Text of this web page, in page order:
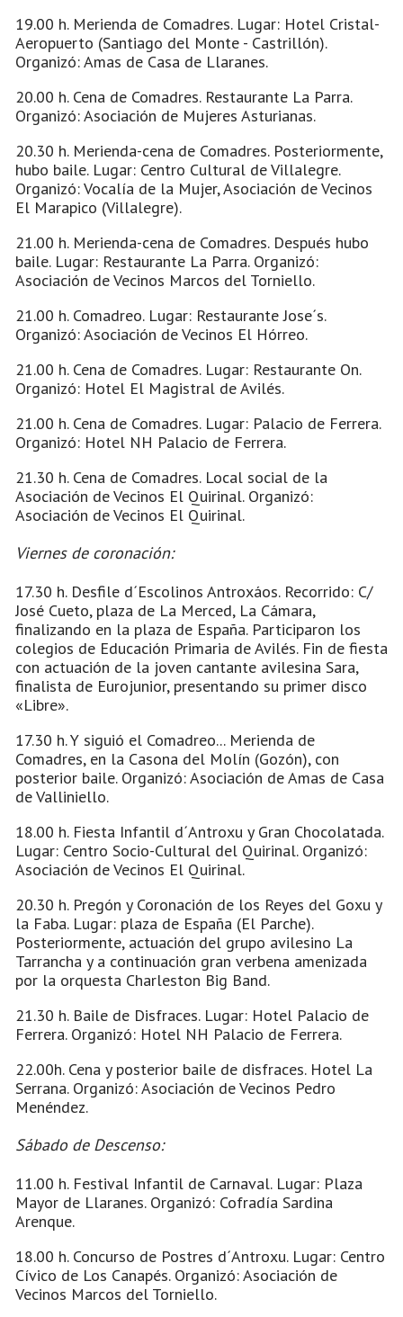
19.00 h. Merienda de Comadres. Lugar: Hotel Cristal-
Aeropuerto (Santiago del Monte - Castrillón).
Organizó: Amas de Casa de Llaranes.
20.00 h. Cena de Comadres. Restaurante La Parra.
Organizó: Asociación de Mujeres Asturianas.
20.30 h. Merienda-cena de Comadres. Posteriormente,
hubo baile. Lugar: Centro Cultural de Villalegre.
Organizó: Vocalía de la Mujer, Asociación de Vecinos
El Marapico (Villalegre).
21.00 h. Merienda-cena de Comadres. Después hubo
baile. Lugar: Restaurante La Parra. Organizó:
Asociación de Vecinos Marcos del Torniello.
21.00 h. Comadreo. Lugar: Restaurante Jose´s.
Organizó: Asociación de Vecinos El Hórreo.
21.00 h. Cena de Comadres. Lugar: Restaurante On.
Organizó: Hotel El Magistral de Avilés.
21.00 h. Cena de Comadres. Lugar: Palacio de Ferrera.
Organizó: Hotel NH Palacio de Ferrera.
21.30 h. Cena de Comadres. Local social de la
Asociación de Vecinos El Quirinal. Organizó:
Asociación de Vecinos El Quirinal.
Viernes de coronación:
17.30 h. Desfile d´Escolinos Antroxáos. Recorrido: C/
José Cueto, plaza de La Merced, La Cámara,
finalizando en la plaza de España. Participaron los
colegios de Educación Primaria de Avilés. Fin de fiesta
con actuación de la joven cantante avilesina Sara,
finalista de Eurojunior, presentando su primer disco
«Libre».
17.30 h. Y siguió el Comadreo... Merienda de
Comadres, en la Casona del Molín (Gozón), con
posterior baile. Organizó: Asociación de Amas de Casa
de Valliniello.
18.00 h. Fiesta Infantil d´Antroxu y Gran Chocolatada.
Lugar: Centro Socio-Cultural del Quirinal. Organizó:
Asociación de Vecinos El Quirinal.
20.30 h. Pregón y Coronación de los Reyes del Goxu y
la Faba. Lugar: plaza de España (El Parche).
Posteriormente, actuación del grupo avilesino La
Tarrancha y a continuación gran verbena amenizada
por la orquesta Charleston Big Band.
21.30 h. Baile de Disfraces. Lugar: Hotel Palacio de
Ferrera. Organizó: Hotel NH Palacio de Ferrera.
22.00h. Cena y posterior baile de disfraces. Hotel La
Serrana. Organizó: Asociación de Vecinos Pedro
Menéndez.
Sábado de Descenso:
11.00 h. Festival Infantil de Carnaval. Lugar: Plaza
Mayor de Llaranes. Organizó: Cofradía Sardina
Arenque.
18.00 h. Concurso de Postres d´Antroxu. Lugar: Centro
Cívico de Los Canapés. Organizó: Asociación de
Vecinos Marcos del Torniello.